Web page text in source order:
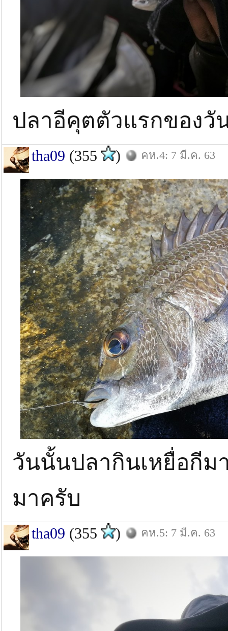
ปลาอีคุตตัวแรกของวั
tha09 (355 ) คห.4: 7 มี.ค. 63
วันนั้นปลากินเหยื่อกีม
มาครับ
tha09 (355 ) คห.5: 7 มี.ค. 63